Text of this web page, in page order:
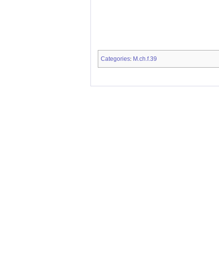
Categories: M.ch.f.39